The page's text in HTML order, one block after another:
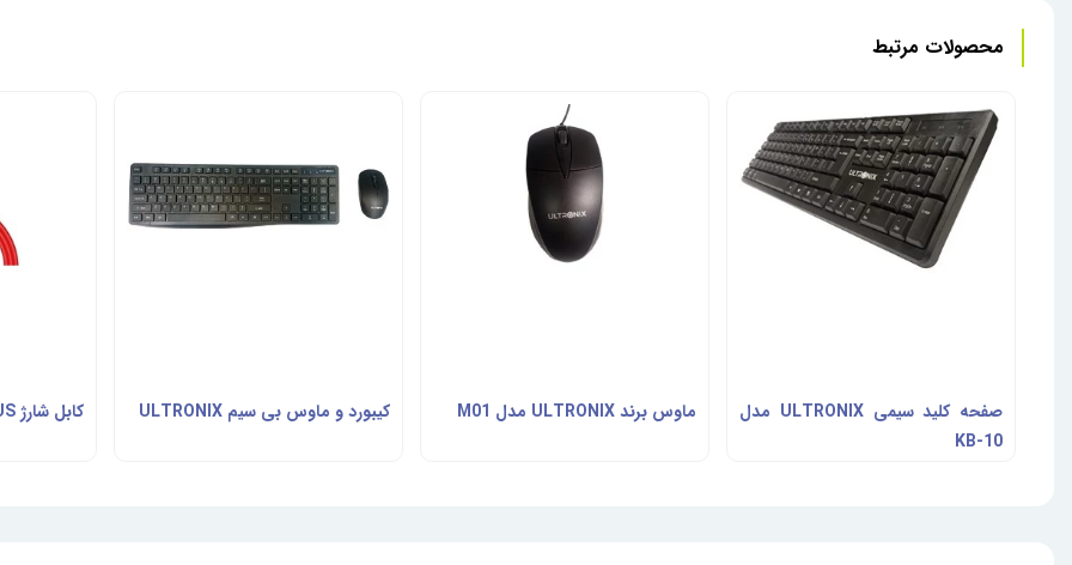
محصولات مرتبط
صفحه کلید سیمی ULTRONIX مدل
KB-10
ماوس برند ULTRONIX مدل M01 کیبورد و ماوس بی سیم ULTRONIX کابل شارژ Riviera RED PLUS